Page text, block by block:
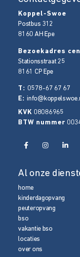
Koppel-Swoe
Postbus 312
8160 AH Epe
Bezoekadres
Stationsstraat 25
8161 CP Epe
T: 0578-67 67 67
E:
KVK 08086965
BTW nummer
Al onze
home
kinderdagopvang
peuteropvang
bso
vakantie bso
locaties
over ons